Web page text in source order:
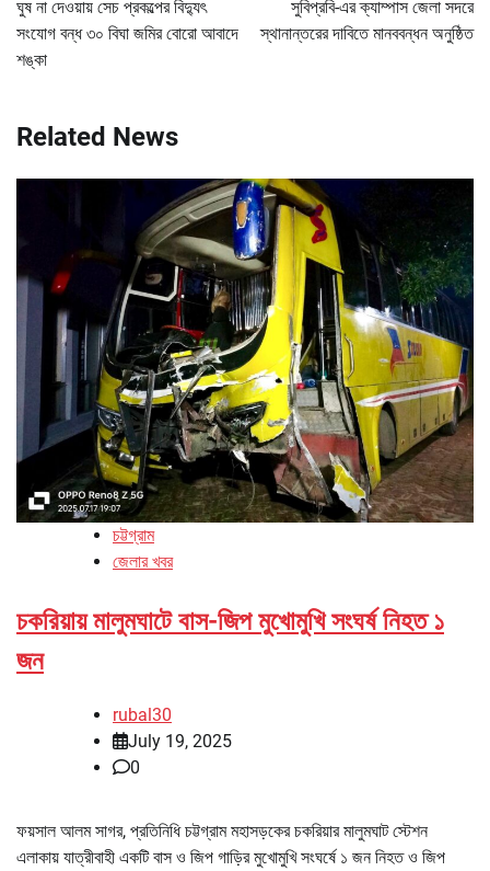
ঘুষ না দেওয়ায় সেচ প্রকল্পের বিদ্যুৎ
সংযোগ বন্ধ ৩০ বিঘা জমির বোরো আবাদে
শঙ্কা
সুবিপ্রবি-এর ক্যাম্পাস জেলা সদরে
স্থানান্তরের দাবিতে মানববন্ধন অনুষ্ঠিত
Related News
চট্টগ্রাম
জেলার খবর
চকরিয়ায় মালুমঘাটে বাস-জিপ মুখোমুখি সংঘর্ষ নিহত ১
জন
rubal30
July 19, 2025
0
ফয়সাল আলম সাগর, প্রতিনিধি চট্টগ্রাম মহাসড়কের চকরিয়ার মালুমঘাট স্টেশন
এলাকায় যাত্রীবাহী একটি বাস ও জিপ গাড়ির মুখোমুখি সংঘর্ষে ১ জন নিহত ও জিপ